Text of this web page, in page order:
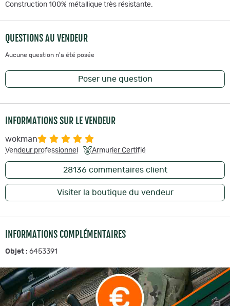
Construction 100% métallique très résistante.
QUESTIONS AU VENDEUR
Aucune question n'a été posée
Poser une question
INFORMATIONS SUR LE VENDEUR
wokman
Vendeur professionnel Armurier Certifié
28136 commentaires client
Visiter la boutique du vendeur
INFORMATIONS COMPLÉMENTAIRES
Objet : 6453391